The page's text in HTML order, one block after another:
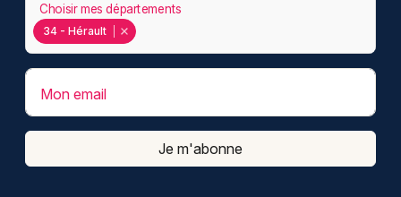
34 - Hérault
Choisir mes départements
Mon email
Je m'abonne